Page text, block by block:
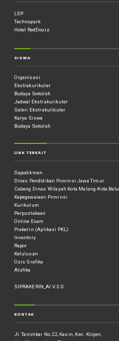
LSP
Technopark
Hotel RedDoorz
SISWA
Organisasi
Ekstrakurikuler
Budaya Sekolah
Jadwal Ekstrakurikuler
Galeri Ekstrakulikuler
Karya Siswa
Budaya Sekolah
LINK TERKAIT
Dapodikmen
Dinas Pendidikan Provinsi Jawa Timur
Cabang Dinas Wilayah Kota Malang-Kota Batu
Kepegawaiaan Provinsi
Kurikulum
Perpustakaan
Online Exam
Prakerin (Aplikasi PKL)
Inventory
Rapor
Kelulusan
Osis Grafika
Alufika
SIPRAKERIN_AI V.3.0
KONTAK
Jl. Tanimbar No.22, Kasin, Kec. Klojen,